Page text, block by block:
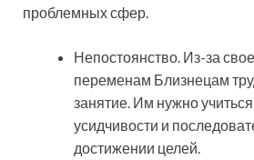
проблемных сфер.
Непостоянство. Из-за
переменам Близнецам
занятие. Им нужно
усидчивости и
достижении целей.